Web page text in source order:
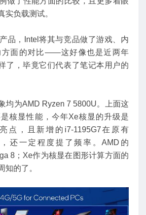
实负载测试。
品，Intel将其与竞品做了游戏、内
方面的对比——这好像也是近两年
了，毕竟它们代表了笔记本用户的
均为AMD Ryzen 7 5800U。上面这
核显性能，今年Xe核显的升级是
点，且新增的i7-1195G7在原有
还一定程度提了频率。AMD的
8；Xe作为核显在图形计算方面的
知的了。